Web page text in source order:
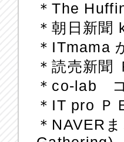
＊The
＊朝日新
＊ITmama
＊読売新
＊co-lab
＊IT pro Ｐ
＊NAVER